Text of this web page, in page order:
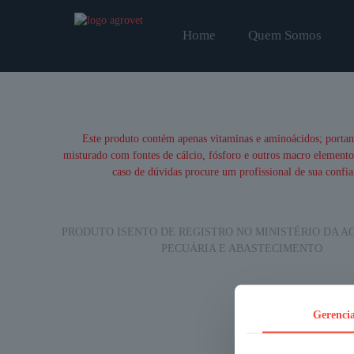
Home Quem Somos
Este produto contém apenas vitaminas e aminoácidos;
misturado com fontes de cálcio, fósforo e outros macro
caso de dúvidas procure um profissional de sua
PRODUTO ISENTO DE REGISTRO NO MINISTÉRIO DA
PECUÁRIA E ABASTECIMENTO
em
fardos
com